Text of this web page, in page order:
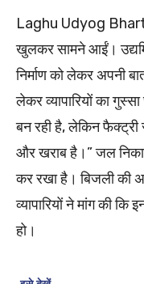
Laghu Udyog Bharti
खुलकर सामने आईं।
निर्माण को लेकर अपनी
लेकर व्यापारियों का
बन रही है, लेकिन
और खराब है।” जल
कर रखा है। बिजली की
व्यापारियों ने मांग की
हो।